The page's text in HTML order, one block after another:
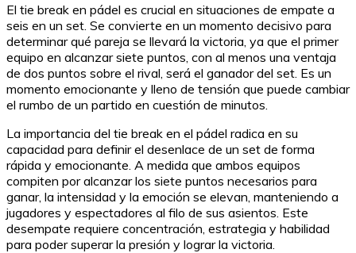
El tie break en pádel es crucial en situaciones de empate a
seis en un set. Se convierte en un momento decisivo para
determinar qué pareja se llevará la victoria, ya que el primer
equipo en alcanzar siete puntos, con al menos una ventaja
de dos puntos sobre el rival, será el ganador del set. Es un
momento emocionante y lleno de tensión que puede cambiar
el rumbo de un partido en cuestión de minutos.
La importancia del tie break en el pádel radica en su
capacidad para definir el desenlace de un set de forma
rápida y emocionante. A medida que ambos equipos
compiten por alcanzar los siete puntos necesarios para
ganar, la intensidad y la emoción se elevan, manteniendo a
jugadores y espectadores al filo de sus asientos. Este
desempate requiere concentración, estrategia y habilidad
para poder superar la presión y lograr la victoria.